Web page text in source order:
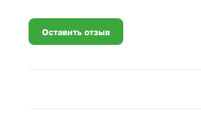
Оставить отзыв